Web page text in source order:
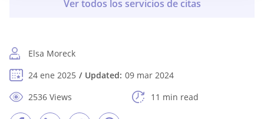
Elsa Moreck
24 ene 2025
Updated: 09 mar 2024
2536 Views
11 min read